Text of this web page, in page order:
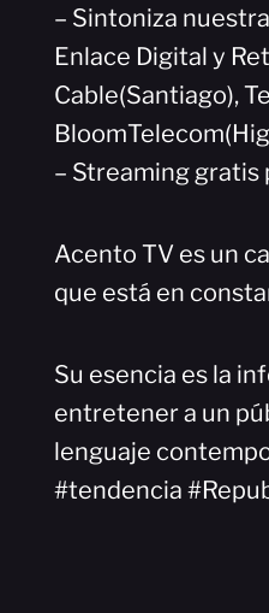
– Sintoniza
Enlace Digital y
Cable(Santiago),
– Streaming gratis
Acento TV es un
que está en
Su esencia es la
entretener a un
lenguaje
#tendencia